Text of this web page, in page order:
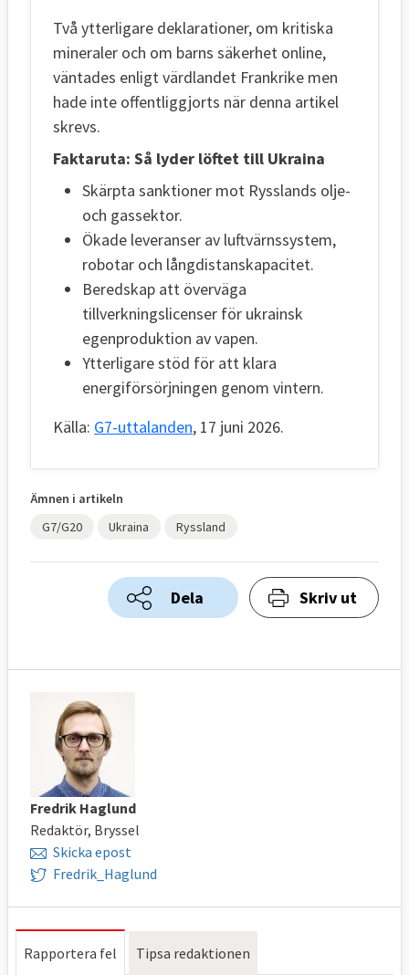
Två ytterligare deklarationer, om kritiska
mineraler och om barns säkerhet online,
väntades enligt värdlandet Frankrike men
hade inte offentliggjorts när denna artikel
skrevs.
Faktaruta: Så lyder löftet till Ukraina
Skärpta sanktioner mot Rysslands olje-
och gassektor.
Ökade leveranser av luftvärnssystem,
robotar och långdistanskapacitet.
Beredskap att överväga
tillverkningslicenser för ukrainsk
egenproduktion av vapen.
Ytterligare stöd för att klara
energiförsörjningen genom vintern.
Källa: G7-uttalanden, 17 juni 2026.
Ämnen i artikeln
G7/G20
Ukraina Ryssland
Dela Skriv ut
Fredrik Haglund
Redaktör, Bryssel
Skicka epost
Fredrik_Haglund
Rapportera fel Tipsa redaktionen